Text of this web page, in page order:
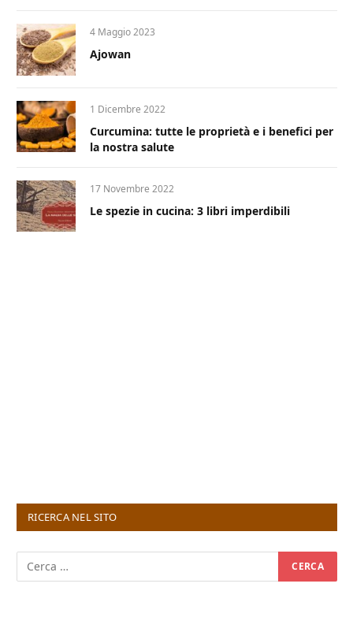
4 Maggio 2023
Ajowan
1 Dicembre 2022
Curcumina: tutte le proprietà e i benefici per
la nostra salute
17 Novembre 2022
Le spezie in cucina: 3 libri imperdibili
RICERCA NEL SITO